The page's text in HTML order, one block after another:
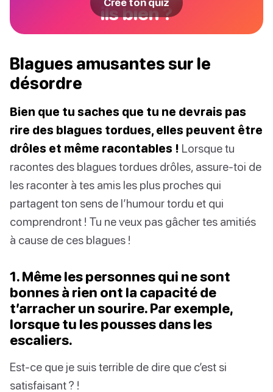
ils bien ?
Crée ton quiz
Blagues amusantes sur le
désordre
Bien que tu saches que tu ne devrais pas
rire des blagues tordues, elles peuvent être
drôles et même racontables ! Lorsque tu
racontes des blagues tordues drôles, assure-toi de
les raconter à tes amis les plus proches qui
partagent ton sens de l’humour tordu et qui
comprendront ! Tu ne veux pas gâcher tes amitiés
à cause de ces blagues !
1. Même les personnes qui ne sont
bonnes à rien ont la capacité de
t’arracher un sourire. Par exemple,
lorsque tu les pousses dans les
escaliers.
Est-ce que je suis terrible de dire que c’est si
satisfaisant ? !